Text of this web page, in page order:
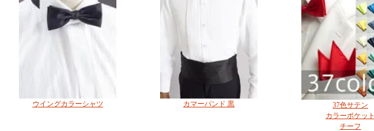
ウイングカラーシャツ カマーバンド 黒
37色サテン
カラーポケット
チーフ